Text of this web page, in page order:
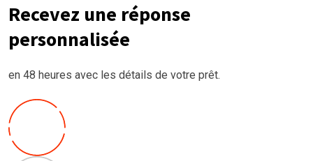
Recevez une réponse
personnalisée
en 48 heures avec les détails de votre prêt.